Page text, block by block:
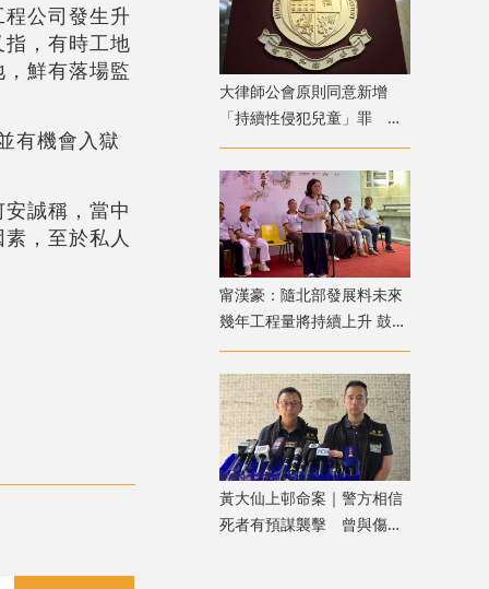
公司發生升
，有時工地
鮮有落場監
有機會入獄
誠稱，當中
，至於私人
大律師公會原則同意新增
「持續性侵犯兒童」罪 強
調須有嚴格程序保障措施
甯漢豪：隨北部發展料未來
幾年工程量將持續上升 鼓勵
青年積極裝備自己
黃大仙上邨命案｜警方相信
死者有預謀襲擊 曾與傷者